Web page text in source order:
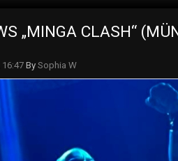
„MINGA CLASH“
By Sophia W